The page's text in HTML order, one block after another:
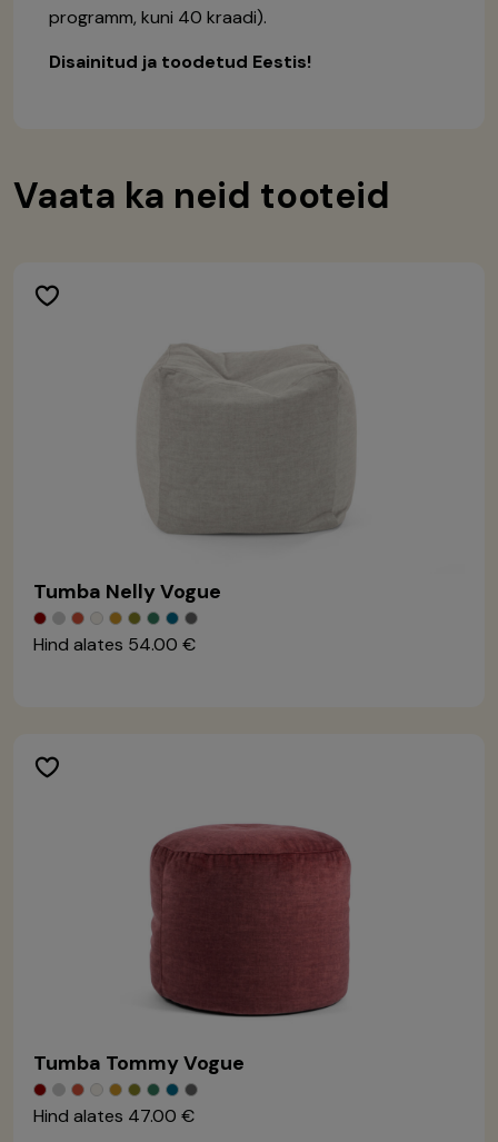
programm, kuni 40 kraadi).
Disainitud ja toodetud Eestis!
Vaata ka neid tooteid
Tumba Nelly Vogue
Hind alates 54.00 €
Tumba Tommy Vogue
Hind alates 47.00 €